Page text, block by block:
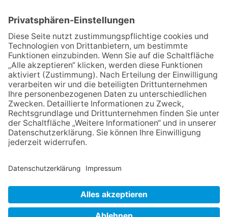
06.08.2026
Baustellenführung führt auch in
die Zukunft der Stadt
Königstein
06.08.2026
Klinikforum zum Thema
Karpaltunnelsyndrom
06.08.2026
Gewinnspiel zum Start ins
Schuljahr
06.08.2026
„Rock auf der Burg“ lässt
Königstein beben
NACH OBEN
Datenschutz Netiquette FAQ